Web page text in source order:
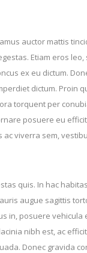
auctor mattis
Etiam eros leo,
ex eu dictum.
dictum. Proin
torquent per
posuere eu
viverra sem,
quis. In hac
augue sagittis
in, posuere vehicula
nibh est, ac
Donec gravida